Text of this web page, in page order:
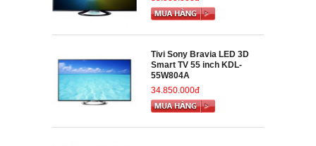
Tivi Sony Bravia LED 3D
Smart TV 55 inch KDL-
55W804A
34.850.000đ